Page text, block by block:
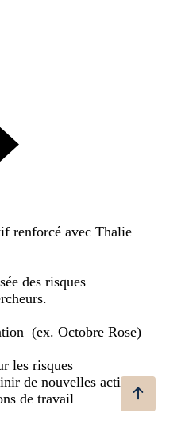
renforcé avec Thalie
des risques
(ex. Octobre Rose)
les risques
de nouvelles actions
de travail